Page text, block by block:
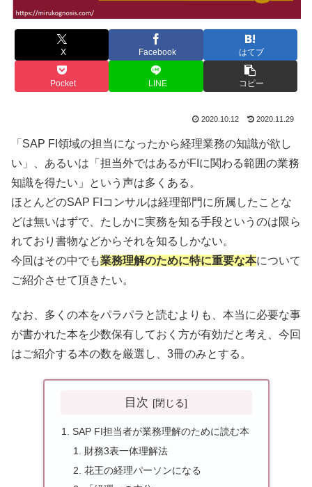
X Facebook はてブ
Pocket LINE コピー
2020.10.12 2020.11.29
「SAP FI領域の担当になったから経理業務の知識が欲し
い」、あるいは「担当外ではあるがFIに関わる範囲の業務
知識を得たい」という声は多くある。
ほとんどのSAP FIコンサルは経理部門に所属したことな
どは無いはずで、たしかに実務を知る手段というのは限ら
れており書物などからそれを知るしかない。
今回はその中でも業務理解のために特に重要な本について
ご紹介させて頂きたい。
なお、多くの本をパラパラと読むよりも、本当に必要な事
が書かれた本を少数保有しておく方が有効だと考え、今回
はご紹介する本の数を厳選し、3冊のみとする。
目次
SAP FI担当者が業務理解のために読む本
財務3表一体理解法
花王の経理パーソンになる